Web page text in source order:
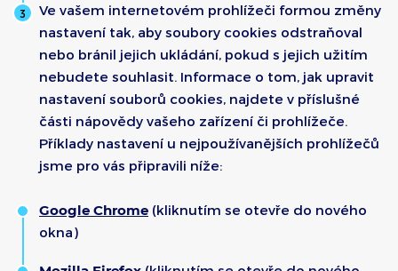
Ve vašem internetovém prohlížeči formou změny
nastavení tak, aby soubory cookies odstraňoval
nebo bránil jejich ukládání, pokud s jejich užitím
nebudete souhlasit. Informace o tom, jak upravit
nastavení souborů cookies, najdete v příslušné
části nápovědy vašeho zařízení či prohlížeče.
Příklady nastavení u nejpoužívanějších prohlížečů
jsme pro vás připravili níže:
Google Chrome (kliknutím se otevře do nového
okna)